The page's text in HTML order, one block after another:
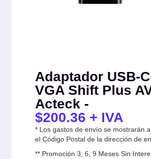
Adaptador USB-
VGA Shift Plus
Acteck -
$200.36 + IVA
* Los gastos de envío se mostrarán
el Código Postal de la dirección de
** Promoción 3, 6, 9 Meses Sin